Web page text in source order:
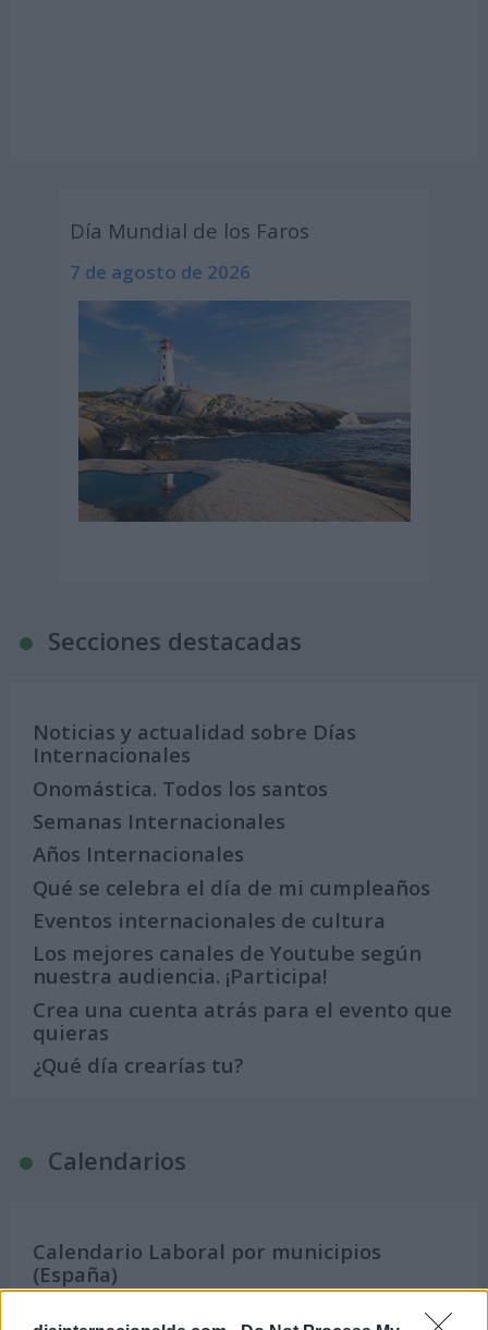
Día Mundial de los Faros
7 de agosto de 2026
Secciones destacadas
Noticias y actualidad sobre Días
Internacionales
Onomástica. Todos los santos
Semanas Internacionales
Años Internacionales
Qué se celebra el día de mi cumpleaños
Eventos internacionales de cultura
Los mejores canales de Youtube según
nuestra audiencia. ¡Participa!
Crea una cuenta atrás para el evento que
quieras
¿Qué día crearías tu?
Calendarios
Calendario Laboral por municipios
(España)